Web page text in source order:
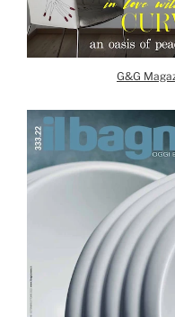
G&G